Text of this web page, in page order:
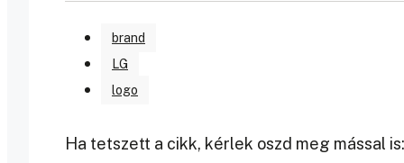
brand
LG
logo
Ha tetszett a cikk, kérlek oszd meg mással is: